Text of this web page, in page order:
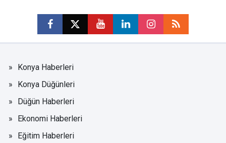
Konya Haberleri
Konya Düğünleri
Düğün Haberleri
Ekonomi Haberleri
Eğitim Haberleri